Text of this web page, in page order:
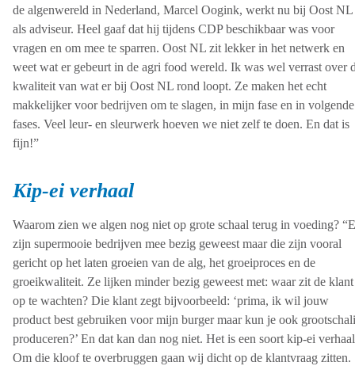
de algenwereld in Nederland, Marcel Oogink, werkt nu bij Oost NL
als adviseur. Heel gaaf dat hij tijdens CDP beschikbaar was voor
vragen en om mee te sparren. Oost NL zit lekker in het netwerk en
weet wat er gebeurt in de agri food wereld. Ik was wel verrast over
kwaliteit van wat er bij Oost NL rond loopt. Ze maken het echt
makkelijker voor bedrijven om te slagen, in mijn fase en in volgende
fases. Veel leur- en sleurwerk hoeven we niet zelf te doen. En dat is
fijn!”
Kip-ei verhaal
Waarom zien we algen nog niet op grote schaal terug in voeding?
zijn supermooie bedrijven mee bezig geweest maar die zijn vooral
gericht op het laten groeien van de alg, het groeiproces en de
groeikwaliteit. Ze lijken minder bezig geweest met: waar zit de klant
op te wachten? Die klant zegt bijvoorbeeld: ‘prima, ik wil jouw
product best gebruiken voor mijn burger maar kun je ook
produceren?’ En dat kan dan nog niet. Het is een soort kip-ei
Om die kloof te overbruggen gaan wij dicht op de klantvraag zitten.